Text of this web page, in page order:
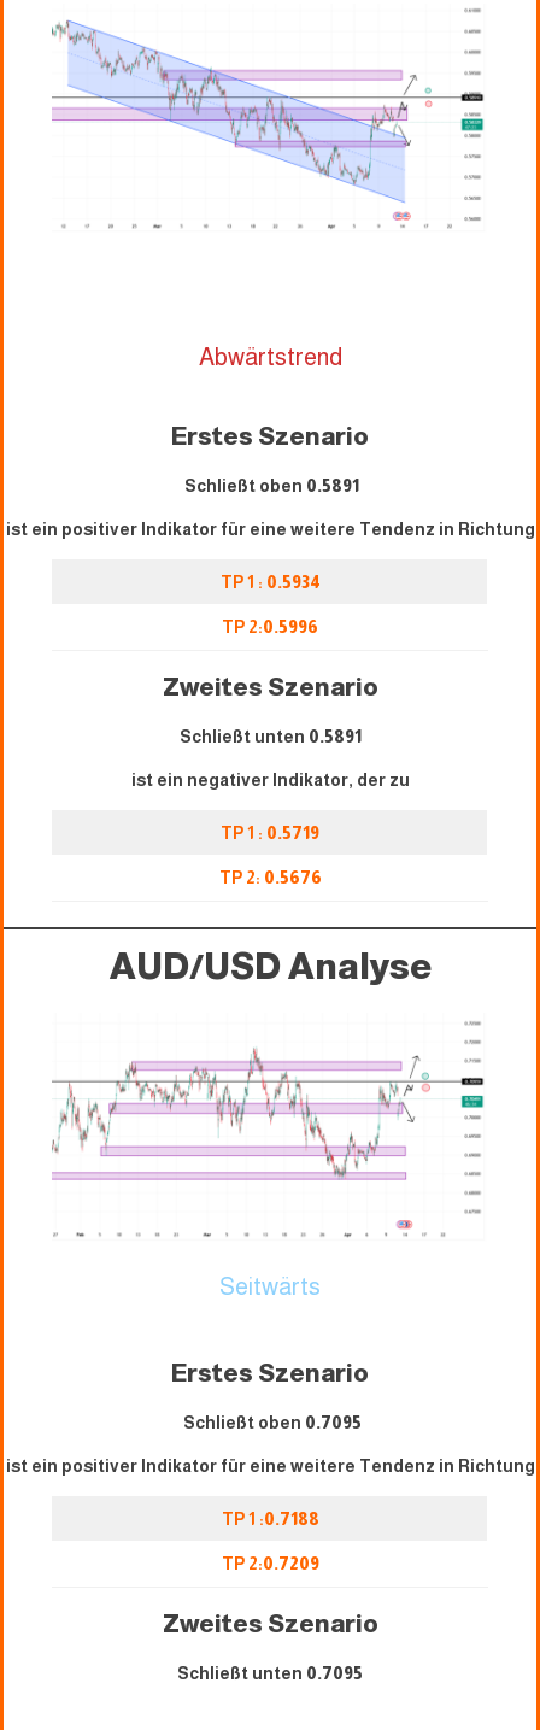
Abwärtstrend
Erstes Szenario
Schließt oben 0.5891
ist ein positiver Indikator für eine weitere Tendenz in Richtung
TP 1 : 0.5934
TP 2:0.5996
Zweites Szenario
Schließt unten 0.5891
ist ein negativer Indikator, der zu
TP 1 : 0.5719
TP 2: 0.5676
AUD/USD Analyse
Seitwärts
Erstes Szenario
Schließt oben 0.7095
ist ein positiver Indikator für eine weitere Tendenz in Richtung
TP 1 :0.7188
TP 2:0.7209
Zweites Szenario
Schließt unten 0.7095